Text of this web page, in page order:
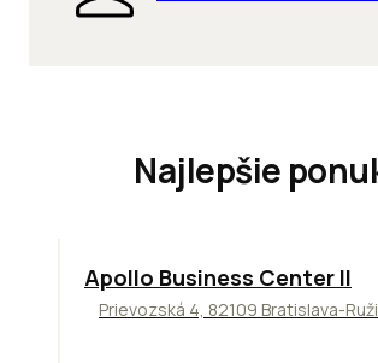
Najlepšie
TOP NOVINKA ODPORÚČAME
Apollo Business Center II
Prievozská 4, 82109 Bratislava-